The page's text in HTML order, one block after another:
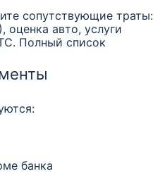
сопутствующие траты:
авто, услуги
Полный список
банка